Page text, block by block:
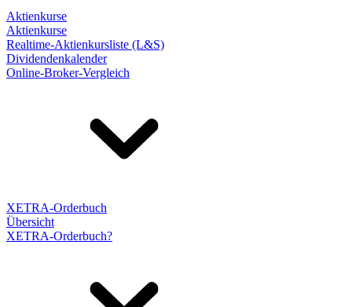
Aktienkurse
Aktienkurse
Realtime-Aktienkursliste (L&S)
Dividendenkalender
Online-Broker-Vergleich
XETRA-Orderbuch
Übersicht
XETRA-Orderbuch?